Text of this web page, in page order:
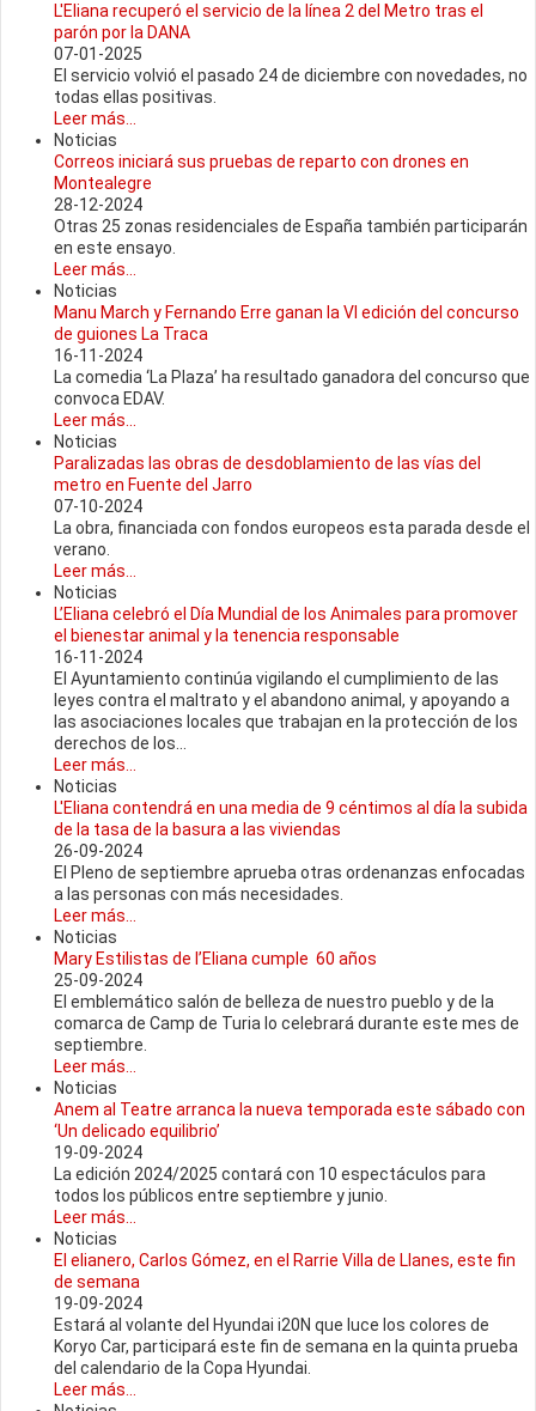
L'Eliana recuperó el servicio de la línea 2 del Metro tras el
parón por la DANA
07-01-2025
El servicio volvió el pasado 24 de diciembre con novedades, no
todas ellas positivas.
Leer más...
Noticias
Correos iniciará sus pruebas de reparto con drones en
Montealegre
28-12-2024
Otras 25 zonas residenciales de España también participarán
en este ensayo.
Leer más...
Noticias
Manu March y Fernando Erre ganan la VI edición del concurso
de guiones La Traca
16-11-2024
La comedia ‘La Plaza’ ha resultado ganadora del concurso que
convoca EDAV.
Leer más...
Noticias
Paralizadas las obras de desdoblamiento de las vías del
metro en Fuente del Jarro
07-10-2024
La obra, financiada con fondos europeos esta parada desde el
verano.
Leer más...
Noticias
L’Eliana celebró el Día Mundial de los Animales para promover
el bienestar animal y la tenencia responsable
16-11-2024
El Ayuntamiento continúa vigilando el cumplimiento de las
leyes contra el maltrato y el abandono animal, y apoyando a
las asociaciones locales que trabajan en la protección de los
derechos de los...
Leer más...
Noticias
L'Eliana contendrá en una media de 9 céntimos al día la subida
de la tasa de la basura a las viviendas
26-09-2024
El Pleno de septiembre aprueba otras ordenanzas enfocadas
a las personas con más necesidades.
Leer más...
Noticias
Mary Estilistas de l’Eliana cumple 60 años
25-09-2024
El emblemático salón de belleza de nuestro pueblo y de la
comarca de Camp de Turia lo celebrará durante este mes de
septiembre.
Leer más...
Noticias
Anem al Teatre arranca la nueva temporada este sábado con
‘Un delicado equilibrio’
19-09-2024
La edición 2024/2025 contará con 10 espectáculos para
todos los públicos entre septiembre y junio.
Leer más...
Noticias
El elianero, Carlos Gómez, en el Rarrie Villa de Llanes, este fin
de semana
19-09-2024
Estará al volante del Hyundai i20N que luce los colores de
Koryo Car, participará este fin de semana en la quinta prueba
del calendario de la Copa Hyundai.
Leer más...